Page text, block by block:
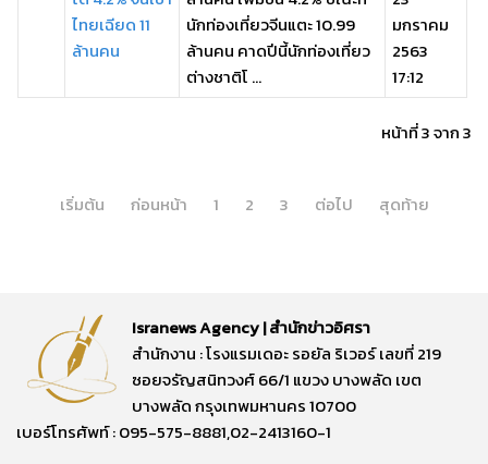
ไทยเฉียด 11
ล้านคน
นักท่องเที่ยวจีนแตะ 10.99
ล้านคน คาดปีนี้นักท่องเที่ยว
ต่างชาติโ ...
มกราคม
2563
17:12
หน้าที่ 3 จาก 3
เริ่มต้น ก่อนหน้า 1 2 3 ต่อไป สุดท้าย
Isranews Agency | สำนักข่าวอิศรา
สำนักงาน : โรงแรมเดอะ รอยัล ริเวอร์ เลขที่ 219
ซอยจรัญสนิทวงศ์ 66/1 แขวง บางพลัด เขต
บางพลัด กรุงเทพมหานคร 10700
เบอร์โทรศัพท์ : 095-575-8881,02-2413160-1